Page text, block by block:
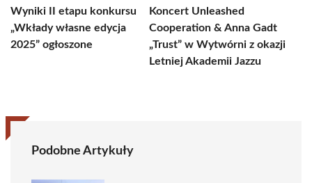
Wyniki II etapu konkursu
„Wkłady własne edycja
2025” ogłoszone
Koncert Unleashed
Cooperation & Anna Gadt
„Trust” w Wytwórni z okazji
Letniej Akademii Jazzu
Podobne Artykuły